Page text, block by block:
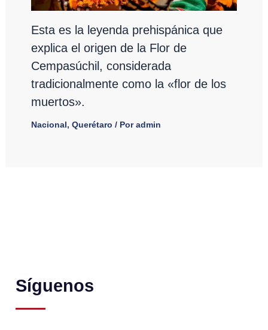
Esta es la leyenda prehispánica que
explica el origen de la Flor de
Cempasúchil, considerada
tradicionalmente como la «flor de los
muertos».
Nacional, Querétaro / Poradmin
Síguenos